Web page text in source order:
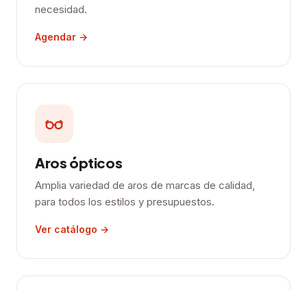
necesidad.
Agendar →
Aros ópticos
Amplia variedad de aros de marcas de calidad,
para todos los estilos y presupuestos.
Ver catálogo →